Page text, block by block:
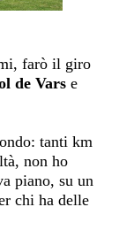
farò il giro
de Vars e
tanti km
non ho
piano, su un
chi ha delle